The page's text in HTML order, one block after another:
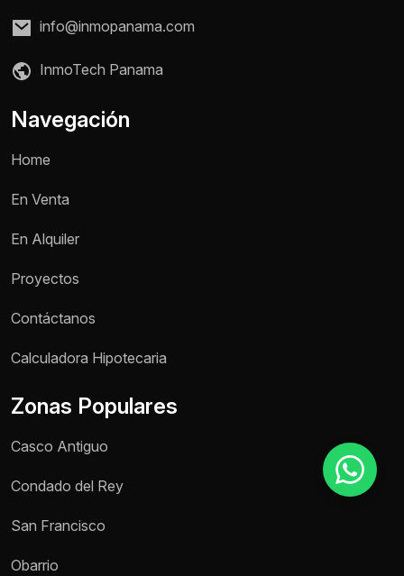
Nombre *
info@inmopanama.com
InmoTech Panama
Navegación
Home
En Venta
En Alquiler
Proyectos
Contáctanos
Calculadora Hipotecaria
Zonas Populares
Casco Antiguo
Condado del Rey
San Francisco
Obarrio